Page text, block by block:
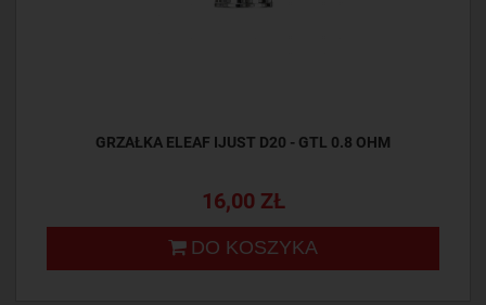
GRZAŁKA ELEAF IJUST D20 - GTL 0.8 OHM
16,00 ZŁ
DO KOSZYKA